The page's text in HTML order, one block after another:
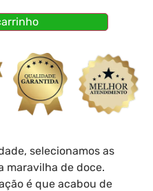
selecionamos as
maravilha de doce.
é que acabou de